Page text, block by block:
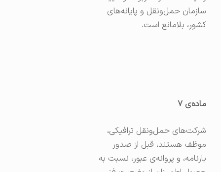
سازمان حمل‌ونقل و پایانه‌های
کشور، بلامانع است.
ماده‌ی۷
شرکت‌های حمل‌ونقل ترافیکی،
موظف هستند، قبل از صدور
بارنامه، و پروانه‌ی عبور، نسبت به